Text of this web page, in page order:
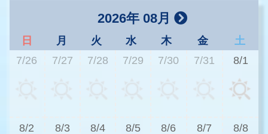
2026年 08月
日 月 火 水 木 金
土
7/26
7/27 7/28 7/29 7/30 7/31 8/1
8/2 8/3 8/4 8/5 8/6 8/7 8/8